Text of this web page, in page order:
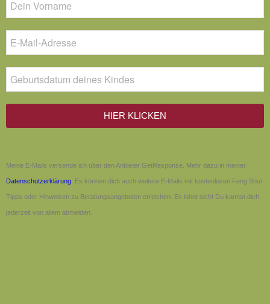
HIER KLICKEN
Meine E-Mails versende ich über den Anbieter GetResponse. Mehr dazu in meiner
Datenschutzerklärung . Es können dich auch weitere E-Mails mit kostenlosen Feng Shui
Tipps oder Hinweisen zu Beratungsangeboten erreichen. Es lohnt sich! Du kannst dich
jederzeit von allem abmelden.